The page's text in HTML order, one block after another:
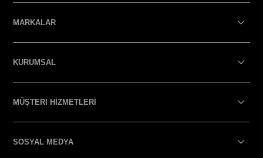
MARKALAR
KURUMSAL
MÜŞTERİ HİZMETLERİ
SOSYAL MEDYA